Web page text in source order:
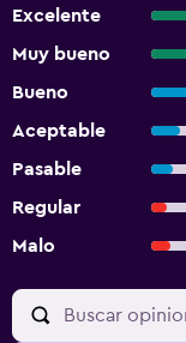
Excelente
Muy bueno
Bueno
Aceptable
Pasable
Regular
Malo